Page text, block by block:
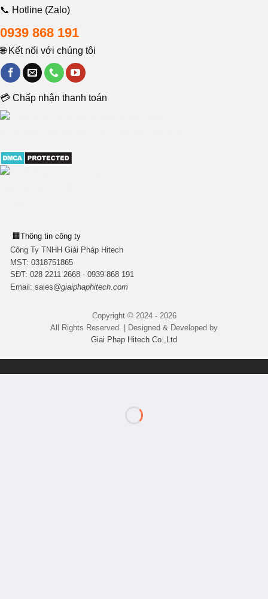
📞 Hotline (Zalo)
0939 868 191
🌐 Kết nối với chúng tôi
💳 Chấp nhận thanh toán
🏢Thông tin công ty
Công Ty TNHH Giải Pháp Hitech
MST: 0318751865
SĐT: 028 2211 2668 - 0939 868 191
Email: sales@giaiphaphitech.com
Copyright © 2024 - 2026
All Rights Reserved. | Designed & Developed by
Giai Phap Hitech Co.,Ltd